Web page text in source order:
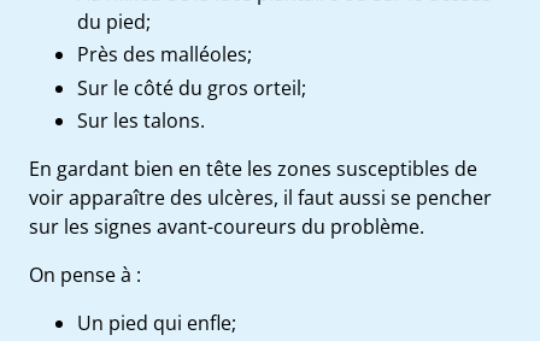
du pied;
Près des malléoles;
Sur le côté du gros orteil;
Sur les talons.
En gardant bien en tête les zones susceptibles de
voir apparaître des ulcères, il faut aussi se pencher
sur les signes avant-coureurs du problème.
On pense à :
Un pied qui enfle;